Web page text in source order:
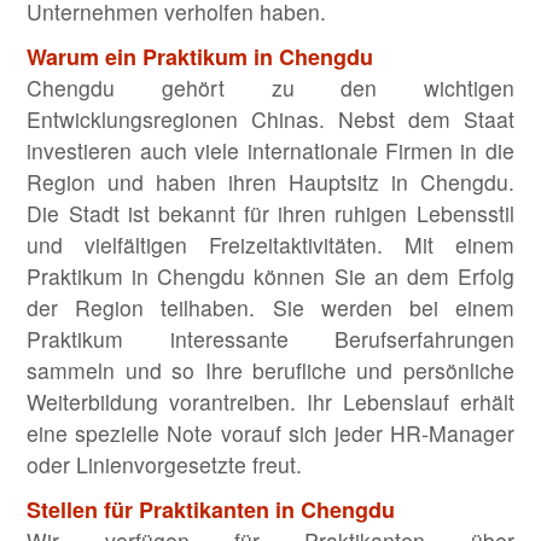
Unternehmen verholfen haben.
Warum ein Praktikum in Chengdu
Chengdu gehört zu den wichtigen
Entwicklungsregionen Chinas. Nebst dem Staat
investieren auch viele internationale Firmen in die
Region und haben ihren Hauptsitz in Chengdu.
Die Stadt ist bekannt für ihren ruhigen Lebensstil
und vielfältigen Freizeitaktivitäten. Mit einem
Praktikum in Chengdu können Sie an dem Erfolg
der Region teilhaben. Sie werden bei einem
Praktikum interessante Berufserfahrungen
sammeln und so Ihre berufliche und persönliche
Weiterbildung vorantreiben. Ihr Lebenslauf erhält
eine spezielle Note vorauf sich jeder HR-Manager
oder Linienvorgesetzte freut.
Stellen für Praktikanten in Chengdu